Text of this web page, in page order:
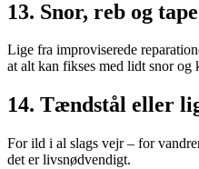
13. Snor, reb og tape
Lige fra improviserede
at alt kan fikses med lidt snor og
14. Tændstål eller
For ild i al slags vejr – for
det er livsnødvendigt.